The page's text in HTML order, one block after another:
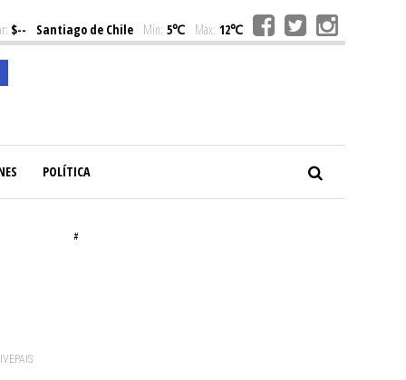
$-- Santiago de Chile Min: 5℃ Max: 12℃
POLÍTICA
#